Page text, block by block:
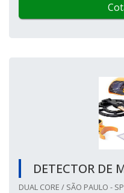
DETECTOR DE
DUAL CORE / SÃO PAULO - SP